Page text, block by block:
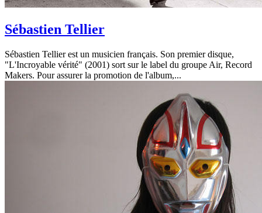
Sébastien Tellier
Sébastien Tellier est un musicien français. Son premier disque,
"L'Incroyable vérité" (2001) sort sur le label du groupe Air, Record
Makers. Pour assurer la promotion de l'album,...